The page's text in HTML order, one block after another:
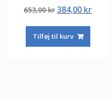
5.00
ud af 5
653,00krDen
pris
var:
384,00 krDen
Tilføj til kurv